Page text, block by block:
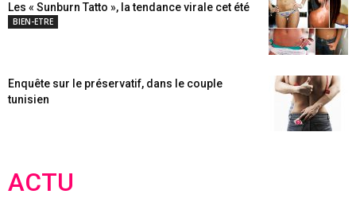
Les « Sunburn Tatto », la tendance virale cet été
BIEN-ETRE
Enquête sur le préservatif, dans le couple
tunisien
ACTU